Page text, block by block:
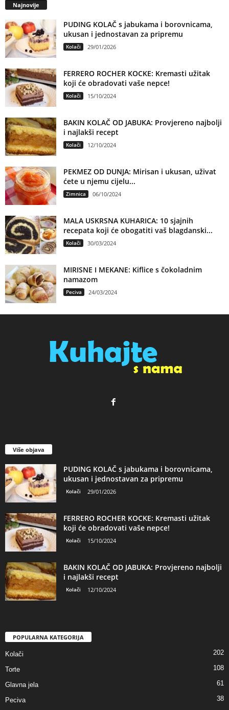
Najnovije
PUDING KOLAČ s jabukama i borovnicama,
ukusan i jednostavan za pripremu
Kolači 29/01/2026
FERRERO ROCHER KOCKE: Kremasti užitak
koji će obradovati vaše nepce!
Kolači 15/10/2024
BAKIN KOLAČ OD JABUKA: Provjereno najbolji
i najlakši recept
Kolači 12/10/2024
PEKMEZ OD DUNJA: Mirisan i ukusan, uživat
ćete u njemu cijelu...
Zimnica 06/10/2024
MALA USKRSNA KUHARICA: 10 sjajnih
recepata koji će obogatiti vaš blagdanski...
Kolači 30/03/2024
MIRISNE I MEKANE: Kiflice s čokoladnim
namazom
Peciva 24/03/2024
Više objava
PUDING KOLAČ s jabukama i borovnicama,
ukusan i jednostavan za pripremu
Kolači 29/01/2026
FERRERO ROCHER KOCKE: Kremasti užitak
koji će obradovati vaše nepce!
Kolači 15/10/2024
BAKIN KOLAČ OD JABUKA: Provjereno najbolji
i najlakši recept
Kolači 12/10/2024
POPULARNA KATEGORIJA
Kolači 202
Torte 108
Glavna jela 61
Peciva 38